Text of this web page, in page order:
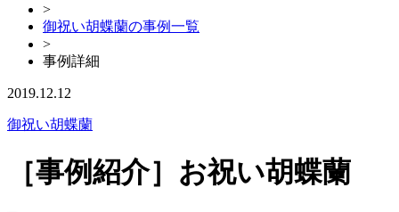
>
御祝い胡蝶蘭の事例一覧
>
事例詳細
2019.12.12
御祝い胡蝶蘭
［事例紹介］お祝い胡蝶蘭